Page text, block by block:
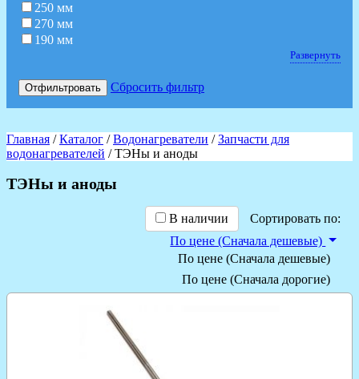
250 мм
270 мм
190 мм
Развернуть
Отфильтровать Сбросить фильтр
Главная /Каталог /Водонагреватели /Запчасти для
водонагревателей / ТЭНы и аноды
ТЭНы и аноды
В наличии
Сортировать по:
По цене (Сначала дешевые)
По цене (Сначала дешевые)
По цене (Сначала дорогие)